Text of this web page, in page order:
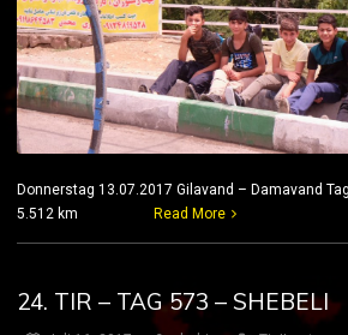
Donnerstag 13.07.2017 Gilavand – Damavand
5.512 km
Read More
24. TIR – TAG 573 – SHEBELI